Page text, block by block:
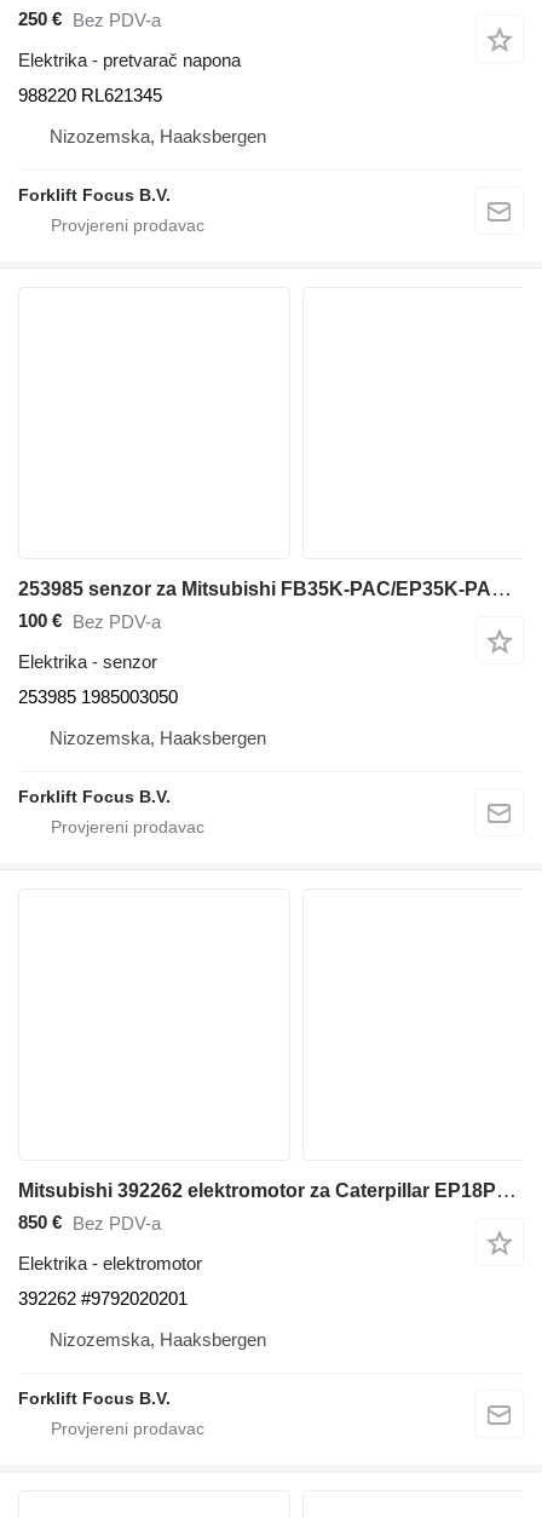
250 € Bez PDV-a
Elektrika - pretvarač napona
988220 RL621345
Nizozemska, Haaksbergen
Forklift Focus B.V.
253985 senzor za Mitsubishi FB35K-PAC/EP35K-PAC električnog viljuškara
100 € Bez PDV-a
Elektrika - senzor
253985 1985003050
Nizozemska, Haaksbergen
Forklift Focus B.V.
Mitsubishi 392262 elektromotor za Caterpillar EP18PN viljuškara
850 € Bez PDV-a
Elektrika - elektromotor
392262 #9792020201
Nizozemska, Haaksbergen
Forklift Focus B.V.